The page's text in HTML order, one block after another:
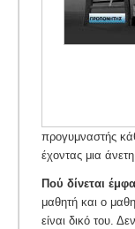
προγυμναστής
έχοντας μια
Πού δίνεται
μαθητή και ο
είναι δικό του.